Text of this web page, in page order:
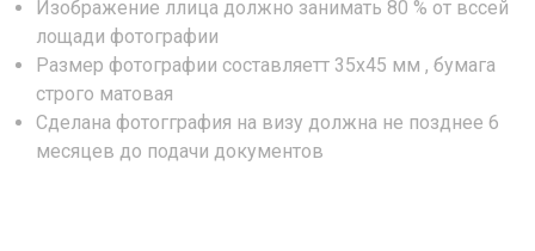
Изображение ллица должно занимать 80 % от вссей
лощади фотографии
Размер фотографии составляетт 35х45 мм , бумага
строго матовая
Сделана фотогграфия на визу должна не позднее 6
месяцев до подачи документов